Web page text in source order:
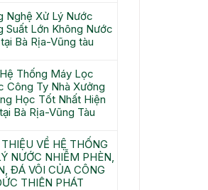
Nghệ Xử Lý Nước
Suất Lớn Không Nước
Bà Rịa-Vũng tàu
Thống Máy Lọc
Công Ty Nhà Xưởng
Học Tốt Nhất Hiện
Bà Rịa-Vũng Tàu
VỀ HỆ THỐNG
NƯỚC NHIỄM PHÈN,
ĐÁ VÔI CỦA CÔNG
THIÊN PHÁT